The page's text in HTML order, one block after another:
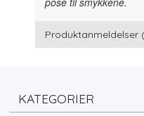
Produktanmeldelser
KATEGORIER